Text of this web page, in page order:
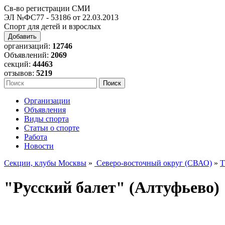
Св-во регистрации СМИ
ЭЛ №ФС77 - 53186 от 22.03.2013
Спорт для детей и взрослых
Добавить
организаций: 12746
Объявлений: 2069
секций: 44463
отзывов: 5219
Организации
Объявления
Виды спорта
Статьи о спорте
Работа
Новости
Секции, клубы Москвы » Северо-восточный округ (СВАО) »
"Русский балет" (Алтуфьево)